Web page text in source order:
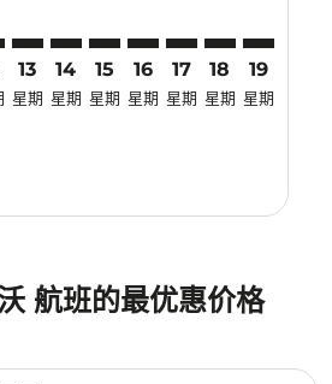
13
星期
14
星期
15
星期
16
星期
17
星期
18
星期
19
星期
航班的最优惠价格